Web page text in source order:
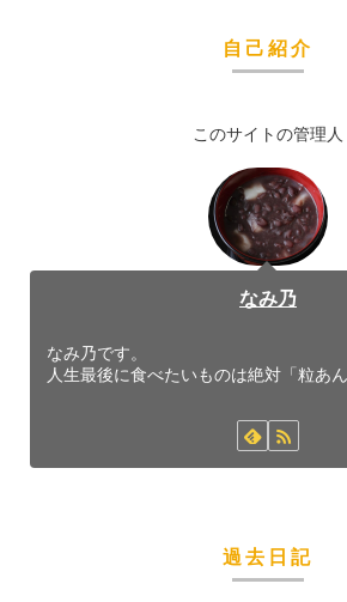
自己紹介
このサイトの管理人
なみ乃
なみ乃です。
人生最後に食べたいものは絶対「粒あん
過去日記